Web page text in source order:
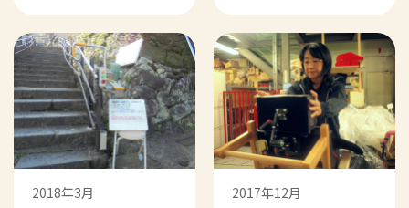
2018年3月
2017年12月